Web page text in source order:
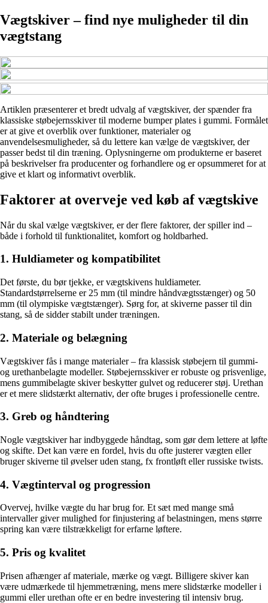
Vægtskiver – find nye muligheder til din
vægtstang
Artiklen præsenterer et bredt udvalg af vægtskiver, der spænder fra
klassiske støbejernsskiver til moderne bumper plates i gummi. Formålet
er at give et overblik over funktioner, materialer og
anvendelsesmuligheder, så du lettere kan vælge de vægtskiver, der
passer bedst til din træning. Oplysningerne om produkterne er baseret
på beskrivelser fra producenter og forhandlere og er opsummeret for at
give et klart og informativt overblik.
Faktorer at overveje ved køb af vægtskive
Når du skal vælge vægtskiver, er der flere faktorer, der spiller ind –
både i forhold til funktionalitet, komfort og holdbarhed.
1. Huldiameter og kompatibilitet
Det første, du bør tjekke, er vægtskivens huldiameter.
Standardstørrelserne er 25 mm (til mindre håndvægtsstænger) og 50
mm (til olympiske vægtstænger). Sørg for, at skiverne passer til din
stang, så de sidder stabilt under træningen.
2. Materiale og belægning
Vægtskiver fås i mange materialer – fra klassisk støbejern til gummi-
og urethanbelagte modeller. Støbejernsskiver er robuste og prisvenlige,
mens gummibelagte skiver beskytter gulvet og reducerer støj. Urethan
er et mere slidstærkt alternativ, der ofte bruges i professionelle centre.
3. Greb og håndtering
Nogle vægtskiver har indbyggede håndtag, som gør dem lettere at løfte
og skifte. Det kan være en fordel, hvis du ofte justerer vægten eller
bruger skiverne til øvelser uden stang, fx frontløft eller russiske twists.
4. Vægtinterval og progression
Overvej, hvilke vægte du har brug for. Et sæt med mange små
intervaller giver mulighed for finjustering af belastningen, mens større
spring kan være tilstrækkeligt for erfarne løftere.
5. Pris og kvalitet
Prisen afhænger af materiale, mærke og vægt. Billigere skiver kan
være udmærkede til hjemmetræning, mens mere slidstærke modeller i
gummi eller urethan ofte er en bedre investering til intensiv brug.